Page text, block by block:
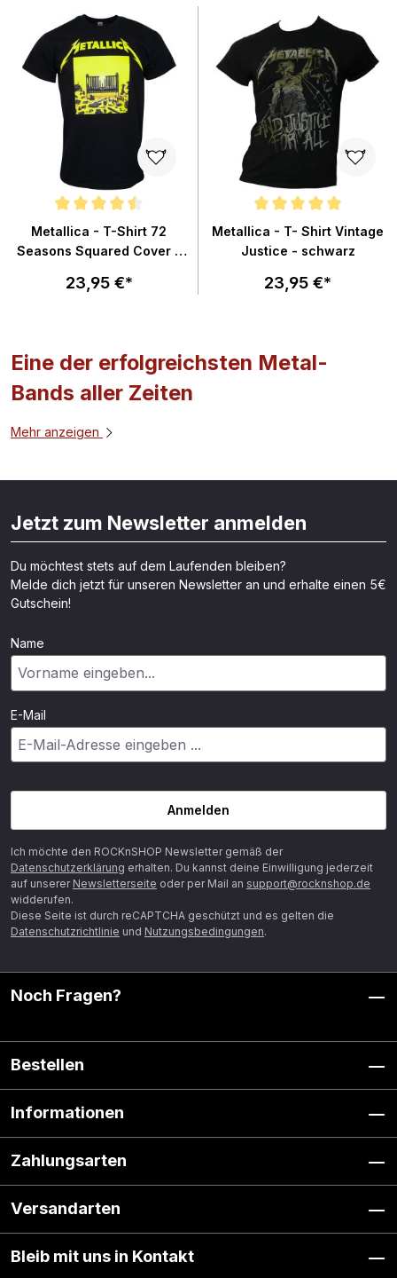
Durchschnittliche Bewertung von 4.5 von 5 Sternen
Metallica - T-Shirt 72
Seasons Squared Cover -
23,95 €*
Durchschnittliche Bewertung
Metallica - T- Shirt Vintage
Justice - schwarz
23,95 €*
Eine der erfolgreichsten Metal-
Bands aller Zeiten
Mehr anzeigen
Jetzt zum Newsletter anmelden
Du möchtest stets auf dem Laufenden bleiben?
Melde dich jetzt für unseren Newsletter an und erhalte einen 5€
Gutschein!
Name
E-Mail
Anmelden
Ich möchte den ROCKnSHOP Newsletter gemäß der
Datenschutzerklärung erhalten. Du kannst deine Einwilligung jederzeit
auf unserer Newsletterseite oder per Mail an support@rocknshop.de
widderufen.
Diese Seite ist durch reCAPTCHA geschützt und es gelten die
Datenschutzrichtlinie und Nutzungsbedingungen.
Noch Fragen?
Bestellen
Informationen
Zahlungsarten
Versandarten
Bleib mit uns in Kontakt